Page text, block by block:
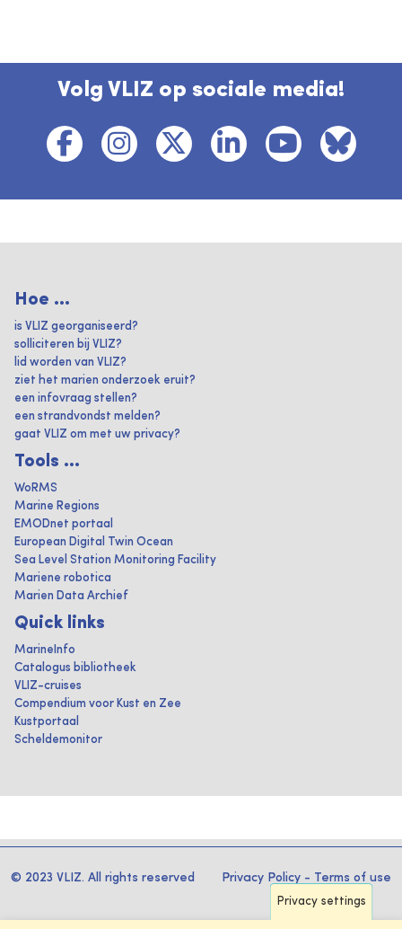
Volg VLIZ op sociale media!
Hoe ...
is VLIZ georganiseerd?
solliciteren bij VLIZ?
lid worden van VLIZ?
ziet het marien onderzoek eruit?
een infovraag stellen?
een strandvondst melden?
gaat VLIZ om met uw privacy?
Tools ...
WoRMS
Marine Regions
EMODnet portaal
European Digital Twin Ocean
Sea Level Station Monitoring Facility
Mariene robotica
Marien Data Archief
Quick links
MarineInfo
Catalogus bibliotheek
VLIZ-cruises
Compendium voor Kust en Zee
Kustportaal
Scheldemonitor
© 2023 VLIZ. All rights reserved Privacy Policy - Terms of use
Privacy settings